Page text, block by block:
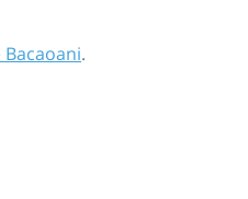
Bacaoani.